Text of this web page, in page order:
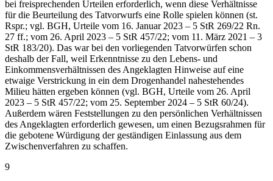
bei freisprechenden Urteilen erforderlich, wenn diese Verhältnisse
für die Beurteilung des Tatvorwurfs eine Rolle spielen können (st.
Rspr.; vgl. BGH, Urteile vom 16. Januar 2023 – 5 StR 269/22 Rn.
27 ff.; vom 26. April 2023 – 5 StR 457/22; vom 11. März 2021 – 3
StR 183/20). Das war bei den vorliegenden Tatvorwürfen schon
deshalb der Fall, weil Erkenntnisse zu den Lebens- und
Einkommensverhältnissen des Angeklagten Hinweise auf eine
etwaige Verstrickung in ein dem Drogenhandel nahestehendes
Milieu hätten ergeben können (vgl. BGH, Urteile vom 26. April
2023 – 5 StR 457/22; vom 25. September 2024 – 5 StR 60/24).
Außerdem wären Feststellungen zu den persönlichen Verhältnissen
des Angeklagten erforderlich gewesen, um einen Bezugsrahmen für
die gebotene Würdigung der geständigen Einlassung aus dem
Zwischenverfahren zu schaffen.
9